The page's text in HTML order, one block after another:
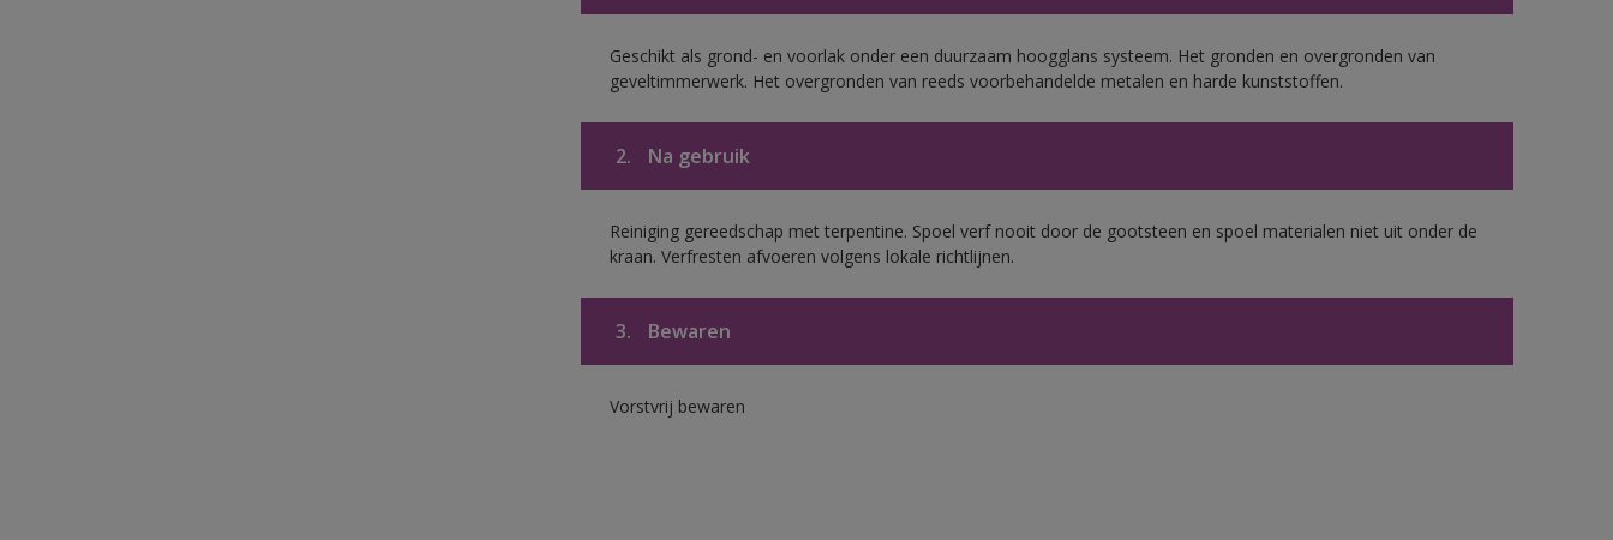
Geschikt als grond- en voorlak onder een duurzaam hoogglans systeem. Het gronden en overgronden van
geveltimmerwerk. Het overgronden van reeds voorbehandelde metalen en harde kunststoffen.
2. Na gebruik
Reiniging gereedschap met terpentine. Spoel verf nooit door de gootsteen en spoel materialen niet uit onder de
kraan. Verfresten afvoeren volgens lokale richtlijnen.
3. Bewaren
Vorstvrij bewaren